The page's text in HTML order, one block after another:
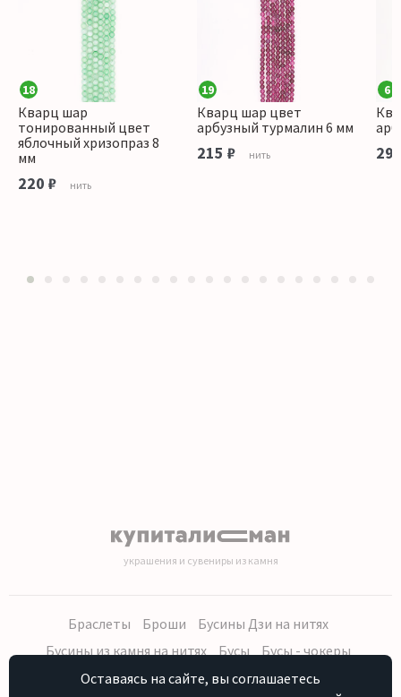
18
Кварц шар
тонированный цвет
яблочный хризопраз 8
мм
220 ₽ нить
19
Кварц шар цвет
арбузный турмалин 6 мм
215 ₽ нить
6
украшения и сувениры из камня
Браслеты Броши
Бусины Дзи на нитях
Бусины из камня на нитях
Бусы
Бусы - чокеры
Кольца, серьги
Кулоны
Наборы (бусы, браслет, серьги)
Оставаясь на сайте, вы соглашаетесь